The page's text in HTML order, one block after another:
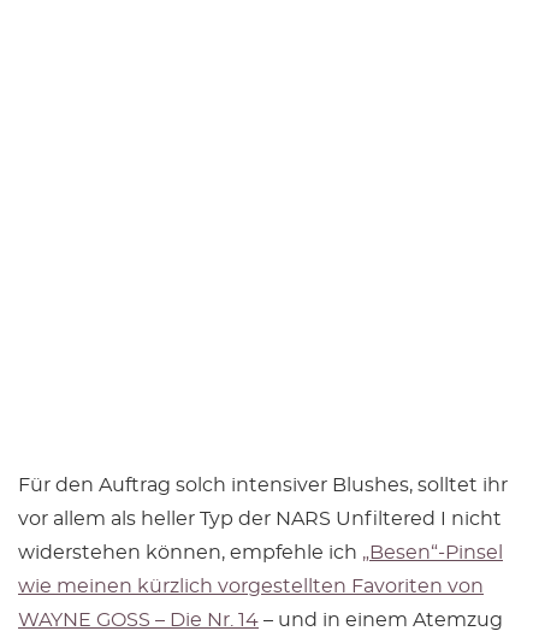
Für den Auftrag solch intensiver Blushes, solltet ihr
vor allem als heller Typ der NARS Unfiltered I nicht
widerstehen können, empfehle ich „Besen“-Pinsel
wie meinen kürzlich vorgestellten Favoriten von
WAYNE GOSS – Die Nr. 14 – und in einem Atemzug